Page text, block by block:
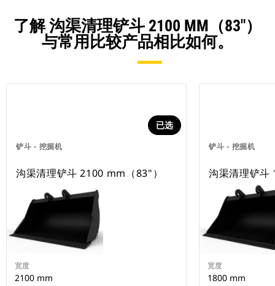
了解 沟渠清理铲斗 2100 MM（83"）
与常用比较产品相比如何。
铲斗 - 挖掘机
已选
沟渠清理铲斗 2100 mm（83"）
宽度
2100 mm
铲斗 - 挖掘机
沟渠清理铲
宽度
1800 mm